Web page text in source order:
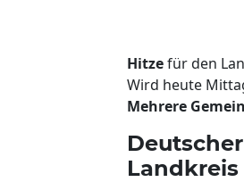
Hitzefür den
Wird heute
Mehrere